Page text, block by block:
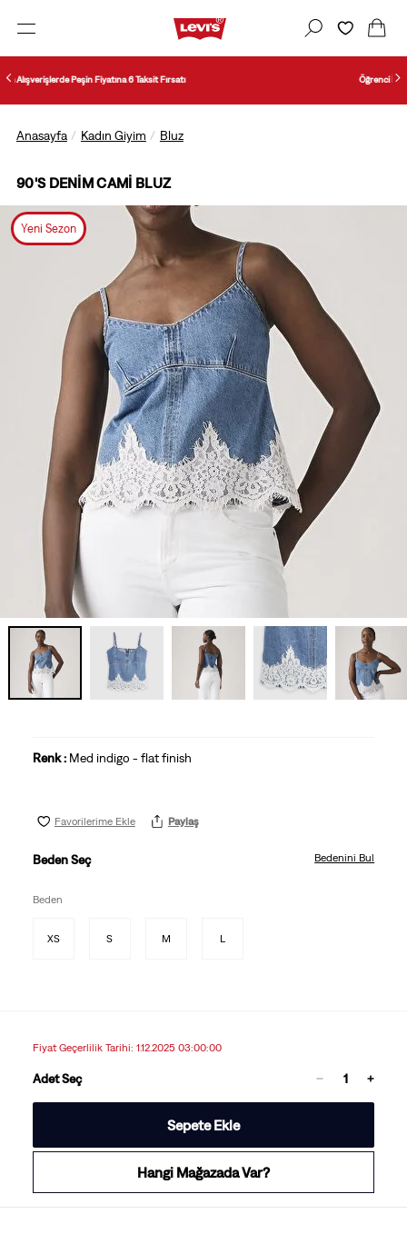
Öğrenci İndirimi şart ve koşullarını öğrenmek için tıklayın.
Anasayfa Kadın Giyim Bluz
90'S DENIM CAMI BLUZ
Yeni Sezon
1/7
Renk : Med indigo - flat finish
Favorilerime Ekle Paylaş
Beden Seç Bedenini Bul
Beden
XS S M L
Fiyat Geçerlilik Tarihi: 1.12.2025 03:00:00
Adet Seç
Sepete Ekle
Hangi Mağazada Var?